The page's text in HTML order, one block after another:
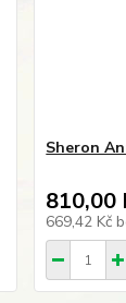
Sheron
810,00
669,42 Kč